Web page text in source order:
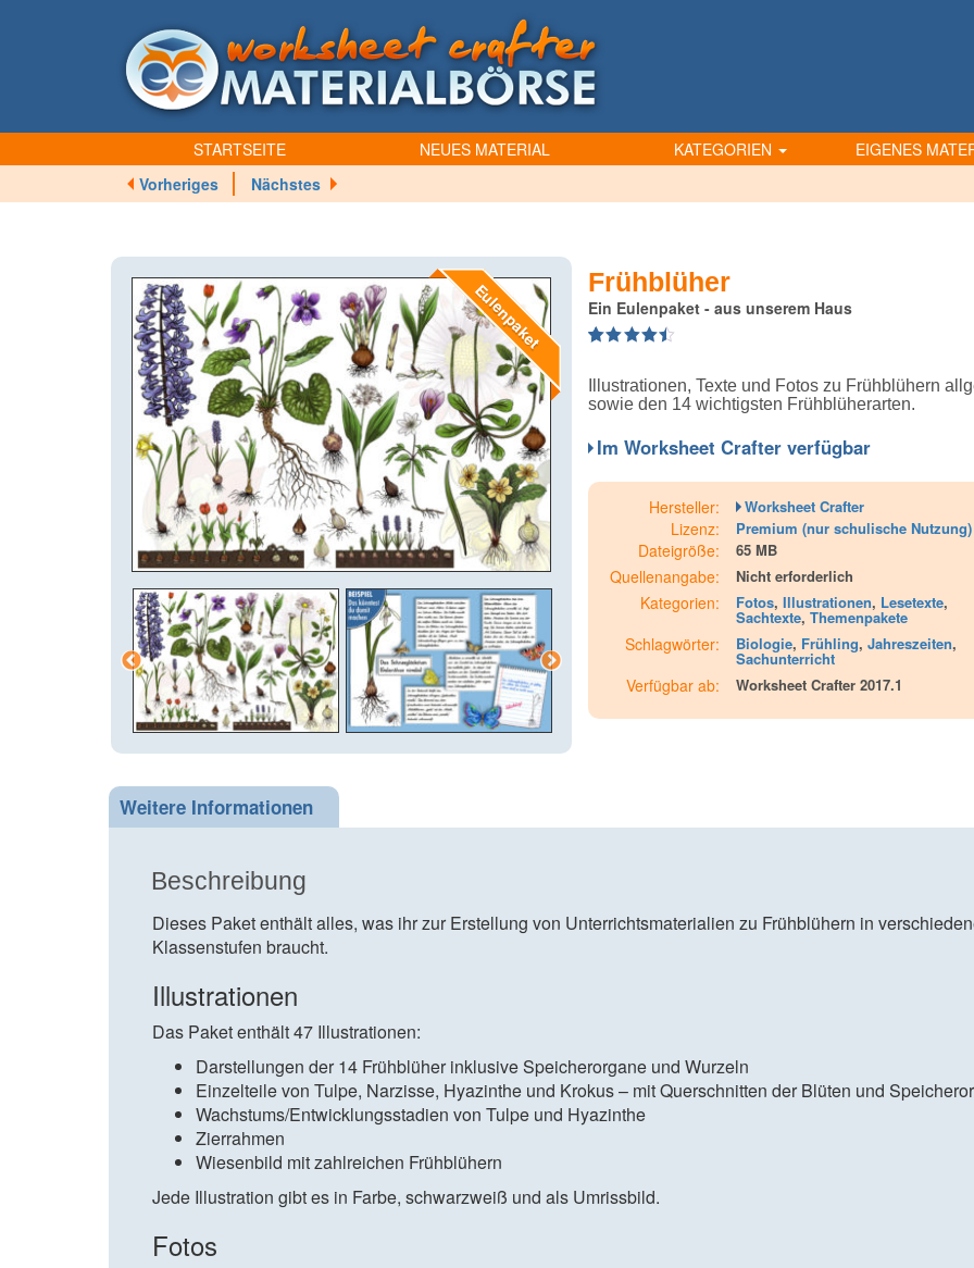
STARTSEITE NEUES MATERIAL KATEGORIEN EIGENES
Vorheriges
Nächstes
Eulenpaket Frühblüher
Ein Eulenpaket - aus unserem Haus
customer
ratings
Illustrationen, Texte und Fotos zu Frühblühern
sowie den 14 wichtigsten Frühblüherarten.
Im Worksheet Crafter verfügbar
Hersteller: Worksheet Crafter
Lizenz: Premium (nur schulische Nutzung)
Dateigröße: 65 MB
Quellenangabe: Nicht erforderlich
Kategorien: Fotos, Illustrationen, Lesetexte,
Sachtexte, Themenpakete
Schlagwörter: Biologie, Frühling, Jahreszeiten,
Sachunterricht
Verfügbar ab: Worksheet Crafter 2017.1
Weitere Informationen
Beschreibung
Dieses Paket enthält alles, was ihr zur Erstellung von Unterrichtsmaterialien zu Frühblühern in
Klassenstufen braucht.
Illustrationen
Das Paket enthält 47 Illustrationen:
Darstellungen der 14 Frühblüher inklusive Speicherorgane und Wurzeln
Einzelteile von Tulpe, Narzisse, Hyazinthe und Krokus – mit Querschnitten der Blüten und
Wachstums/Entwicklungsstadien von Tulpe und Hyazinthe
Zierrahmen
Wiesenbild mit zahlreichen Frühblühern
Jede Illustration gibt es in Farbe, schwarzweiß und als Umrissbild.
Fotos